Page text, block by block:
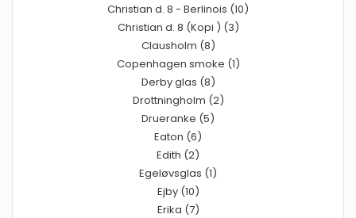
Christian d. 8 - Berlinois (10)
Christian d. 8 (Kopi ) (3)
Clausholm (8)
Copenhagen smoke (1)
Derby glas (8)
Drottningholm (2)
Drueranke (5)
Eaton (6)
Edith (2)
Egeløvsglas (1)
Ejby (10)
Erika (7)